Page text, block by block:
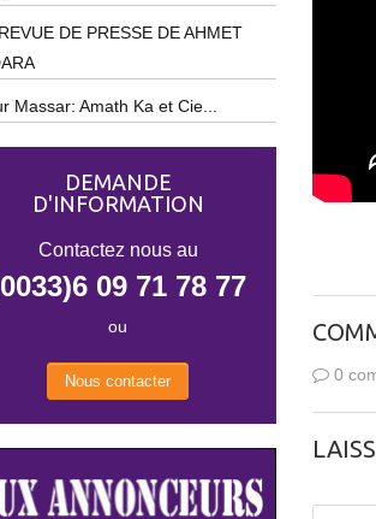
0
DE PRESSE DE AHMET
Massar: Amath Ka et Cie...
DEMANDE
D'INFORMATION
Contactez nous au
09 71 78 77
ou
Nous contacter